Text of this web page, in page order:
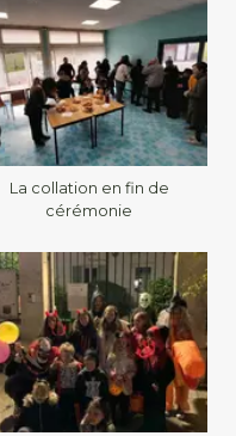
La collation en fin de
cérémonie